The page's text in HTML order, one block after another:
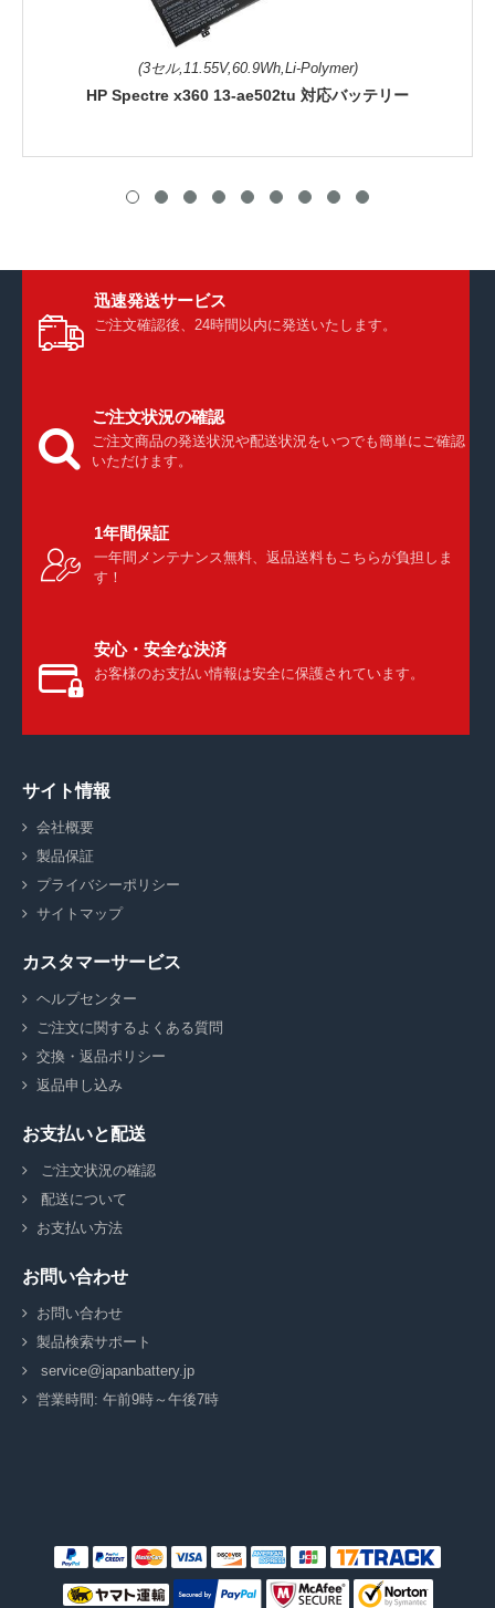
(3セル,11.55V,60.9Wh,Li-Polymer)
HP Spectre x360 13-ae502tu 対応バッテリー
迅速発送サービス
ご注文確認後、24時間以内に発送いたします。
ご注文状況の確認
ご注文商品の発送状況や配送状況をいつでも簡単にご確認
いただけます。
1年間保証
一年間メンテナンス無料、返品送料もこちらが負担しま
す！
安心・安全な決済
お客様のお支払い情報は安全に保護されています。
サイト情報
会社概要
製品保証
プライバシーポリシー
サイトマップ
カスタマーサービス
ヘルプセンター
ご注文に関するよくある質問
交換・返品ポリシー
返品申し込み
お支払いと配送
ご注文状況の確認
配送について
お支払い方法
お問い合わせ
お問い合わせ
製品検索サポート
service@japanbattery.jp
営業時間: 午前9時～午後7時